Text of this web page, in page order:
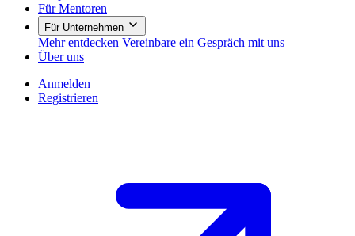
Für Mentoren
Für Unternehmen
Mehr entdecken Vereinbare ein Gespräch mit uns
Über uns
Anmelden
Registrieren